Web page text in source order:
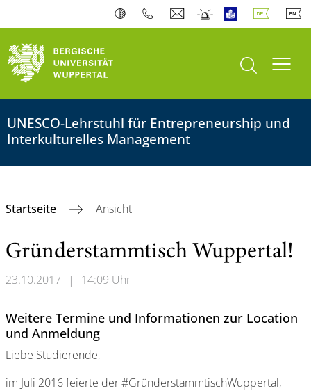
Suche öffnen
UNESCO-Lehrstuhl für Entrepreneurship und
Interkulturelles Management
Startseite Ansicht
Gründerstammtisch Wuppertal!
23.10.2017 | 14:09 Uhr
Weitere Termine und Informationen zur Location
und Anmeldung
Liebe Studierende,
im Juli 2016 feierte der #GründerstammtischWuppertal,